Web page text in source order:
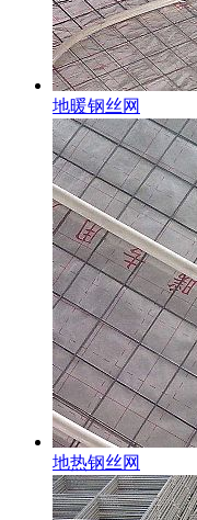
地暖钢丝网
地热钢丝网